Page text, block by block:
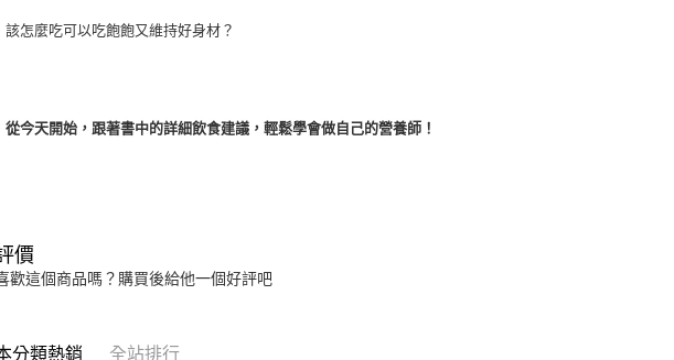
該怎麼吃可以吃飽飽又維持好身材？
從今天開始，跟著書中的詳細飲食建議，輕鬆學會做自己的營養師！
價
歡這個商品嗎？購買後給他一個好評吧
分類熱銷 全站排行